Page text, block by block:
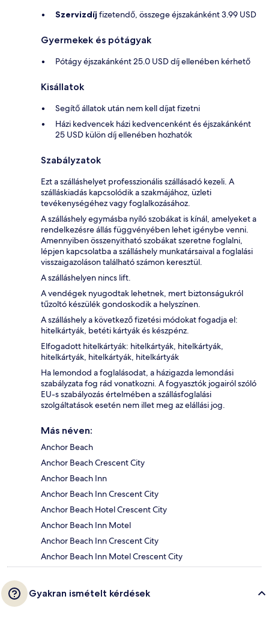
Szervizdíj fizetendő, összege éjszakánként 3.99 USD
Gyermekek és pótágyak
Pótágy éjszakánként 25.0 USD díj ellenében kérhető
Kisállatok
Segítő állatok után nem kell díjat fizetni
Házi kedvencek házi kedvencenként és éjszakánként
25 USD külön díj ellenében hozhatók
Szabályzatok
Ezt a szálláshelyet professzionális szállásadó kezeli. A
szálláskiadás kapcsolódik a szakmájához, üzleti
tevékenységéhez vagy foglalkozásához.
A szálláshely egymásba nyíló szobákat is kínál, amelyeket a
rendelkezésre állás függvényében lehet igénybe venni.
Amennyiben összenyitható szobákat szeretne foglalni,
lépjen kapcsolatba a szálláshely munkatársaival a foglalási
visszaigazoláson található számon keresztül.
A szálláshelyen nincs lift.
A vendégek nyugodtak lehetnek, mert biztonságukról
tűzoltó készülék gondoskodik a helyszínen.
A szálláshely a következő fizetési módokat fogadja el:
hitelkártyák, betéti kártyák és készpénz.
Elfogadott hitelkártyák: hitelkártyák, hitelkártyák,
hitelkártyák, hitelkártyák, hitelkártyák
Ha lemondod a foglalásodat, a házigazda lemondási
szabályzata fog rád vonatkozni. A fogyasztók jogairól szóló
EU-s szabályozás értelmében a szállásfoglalási
szolgáltatások esetén nem illet meg az elállási jog.
Más néven:
Anchor Beach
Anchor Beach Crescent City
Anchor Beach Inn
Anchor Beach Inn Crescent City
Anchor Beach Hotel Crescent City
Anchor Beach Inn Motel
Anchor Beach Inn Crescent City
Anchor Beach Inn Motel Crescent City
Gyakran ismételt kérdések